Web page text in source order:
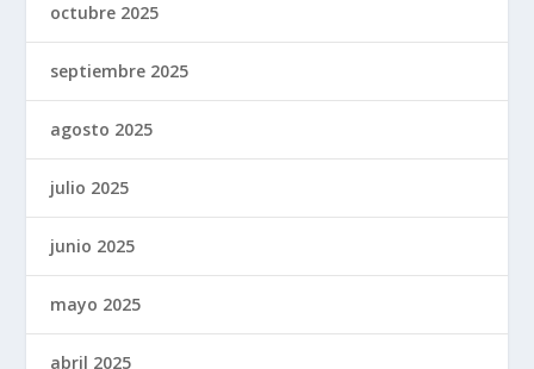
octubre 2025
septiembre 2025
agosto 2025
julio 2025
junio 2025
mayo 2025
abril 2025